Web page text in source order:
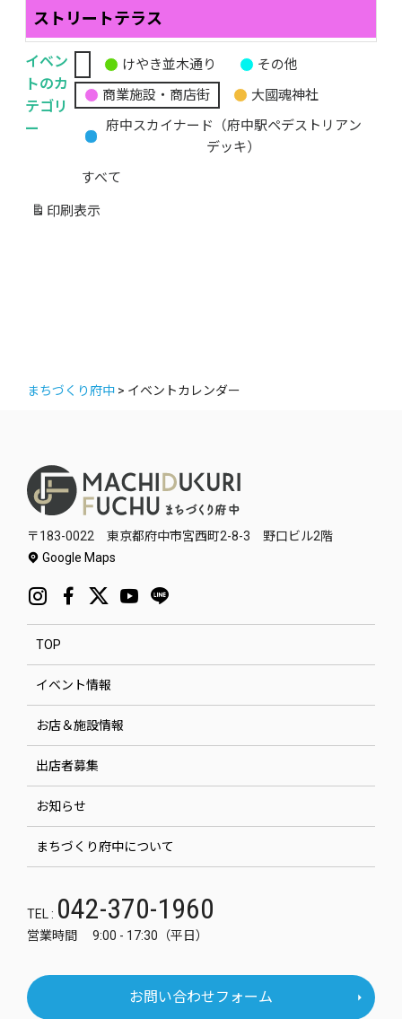
ストリートテラス
イベン
トのカ
テゴリ
ー
無
題
カ
ゴ
リ
けやき並木通り
その他
商業施設・商店街
大國魂神社
府中スカイナード（府中駅ペデストリアン
デッキ）
すべて
印刷 表示
まちづくり府中 > イベントカレンダー
〒183-0022 東京都府中市宮西町2-8-3 野口ビル2階
Google Maps
TOP
イベント情報
お店＆施設情報
出店者募集
お知らせ
まちづくり府中について
TEL : 042-370-1960
営業時間 9:00 - 17:30（平日）
お問い合わせフォーム